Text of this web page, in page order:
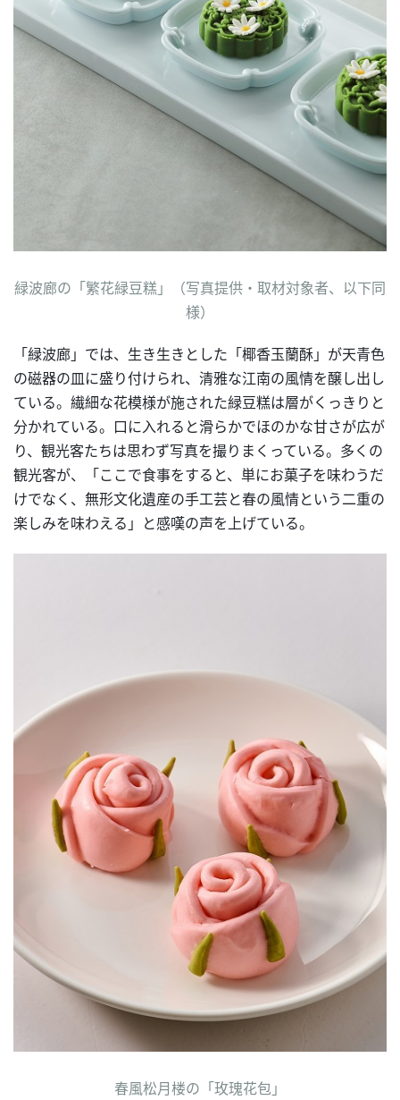
緑波廊の「繁花緑豆糕」（写真提供・取材対象者、以下同
様）
「緑波廊」では、生き生きとした「椰香玉蘭酥」が天青色
の磁器の皿に盛り付けられ、清雅な江南の風情を醸し出し
ている。繊細な花模様が施された緑豆糕は層がくっきりと
分かれている。口に入れると滑らかでほのかな甘さが広が
り、観光客たちは思わず写真を撮りまくっている。多くの
観光客が、「ここで食事をすると、単にお菓子を味わうだ
けでなく、無形文化遺産の手工芸と春の風情という二重の
楽しみを味わえる」と感嘆の声を上げている。
春風松月楼の「玫瑰花包」